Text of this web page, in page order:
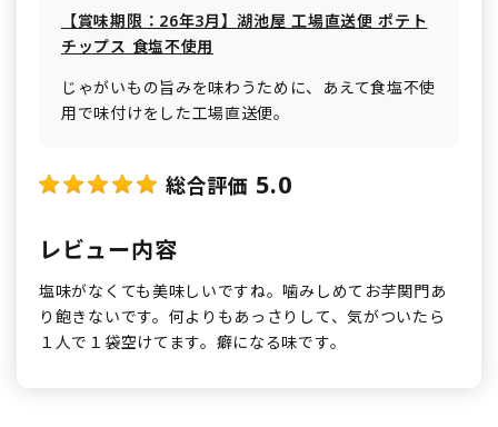
【賞味期限：26年3月】湖池屋 工場直送便 ポテト
チップス 食塩不使用
じゃがいもの旨みを味わうために、あえて食塩不使
用で味付けをした工場直送便。
総合評価 5.0
レビュー内容
塩味がなくても美味しいですね。噛みしめてお芋関門あ
り飽きないです。何よりもあっさりして、気がついたら
１人で１袋空けてます。癖になる味です。